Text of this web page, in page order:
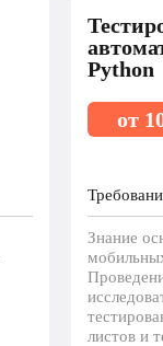
Python
Знание
листов и
от